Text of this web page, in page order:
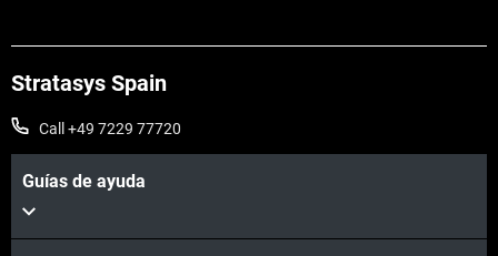
Stratasys Spain
Call +49 7229 77720
Guías de ayuda